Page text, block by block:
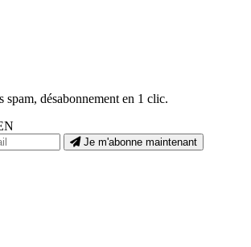
spam, désabonnement en 1 clic.
Je m'abonne maintenant